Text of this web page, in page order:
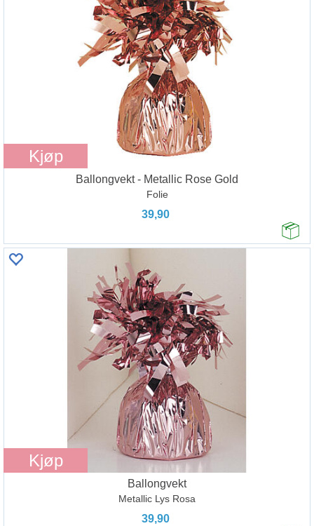
Kjøp
Ballongvekt - Metallic Rose Gold
Folie
39,90
Kjøp
Ballongvekt
Metallic Lys Rosa
39,90